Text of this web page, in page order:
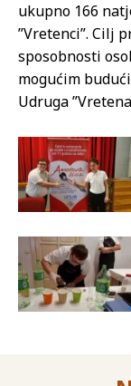
ukupno 166
”Vretenci”. Cilj
sposobnosti
mogućim
Udruga